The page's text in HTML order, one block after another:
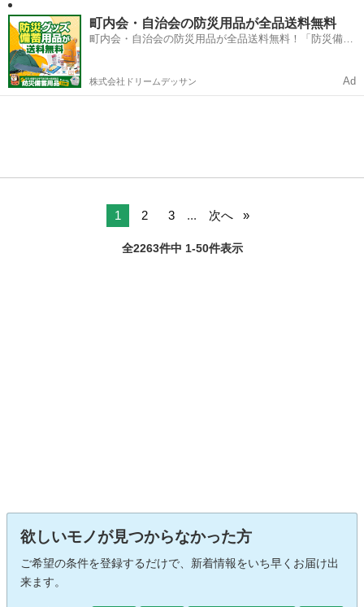
町内会・自治会の防災用品が全品送料無料
町内会・自治会の防災用品が全品送料無料！「防災備蓄
株式会社ドリームデッサン Ad
1 2 3 ... 次へ
全2263件中 1-50件表示
欲しいモノが見つからなかった方
ご希望の条件を登録するだけで、新着情報をいち早くお届け出
来ます。